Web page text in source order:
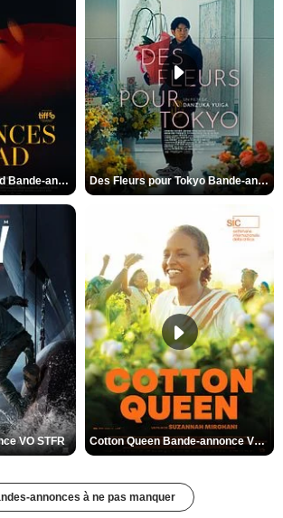
Les Silences de Riyad Bande-annonce VO STFR Des Fleurs pour Tokyo Bande-annonce VO STFR
VO STFR Cotton Queen Bande-annonce VO STFR
annonces à ne pas manquer